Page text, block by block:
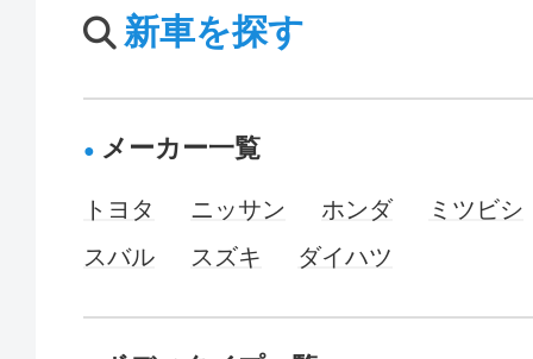
新車を探す
メーカー一覧
トヨタ ニッサン ホンダ
ミツビシ
スバル
スズキ ダイハツ